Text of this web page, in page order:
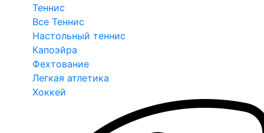
Теннис
Все Теннис
Настольный теннис
Капоэйра
Фехтование
Легкая атлетика
Хоккей